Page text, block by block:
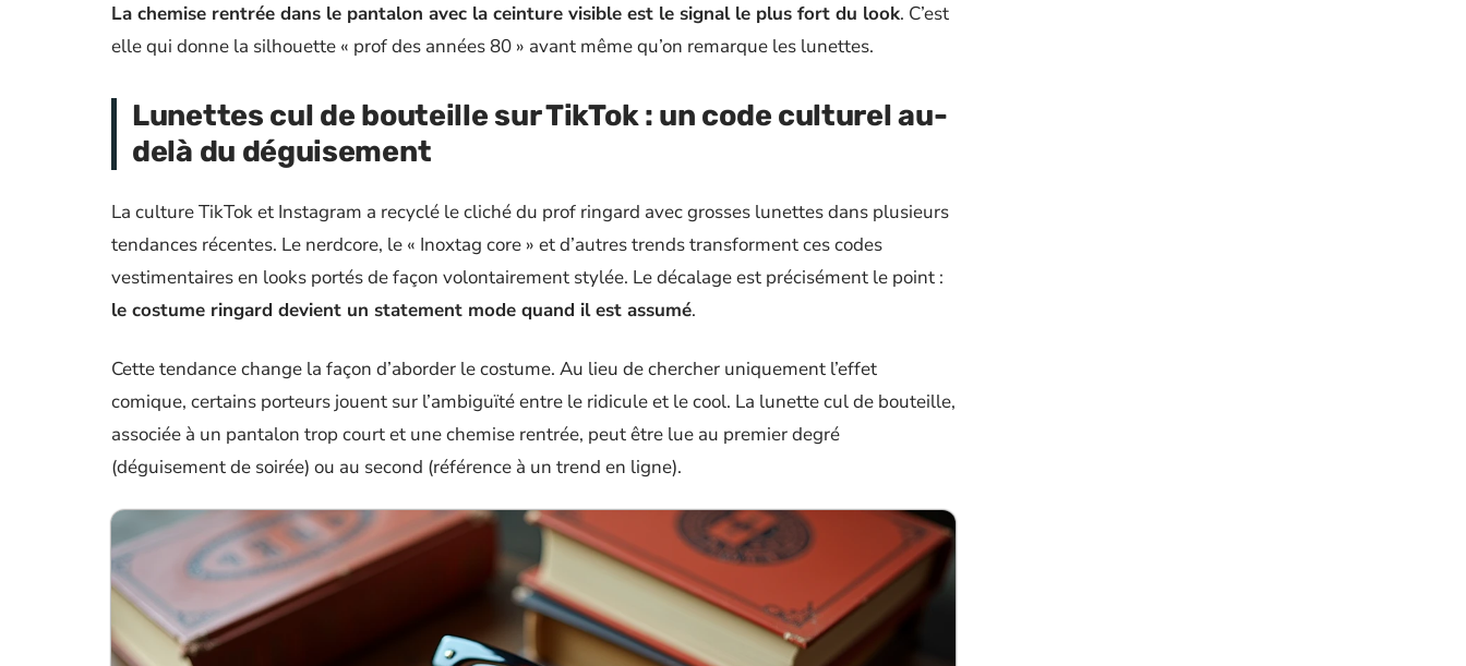
La chemise rentrée dans le pantalon avec la ceinture visible est le signal le plus fort du look. C’est
elle qui donne la silhouette « prof des années 80 » avant même qu’on remarque les lunettes.
Lunettes cul de bouteille sur TikTok : un code culturel au-
delà du déguisement
La culture TikTok et Instagram a recyclé le cliché du prof ringard avec grosses lunettes dans plusieurs
tendances récentes. Le nerdcore, le « Inoxtag core » et d’autres trends transforment ces codes
vestimentaires en looks portés de façon volontairement stylée. Le décalage est précisément le point :
le costume ringard devient un statement mode quand il est assumé.
Cette tendance change la façon d’aborder le costume. Au lieu de chercher uniquement l’effet
comique, certains porteurs jouent sur l’ambiguïté entre le ridicule et le cool. La lunette cul de bouteille,
associée à un pantalon trop court et une chemise rentrée, peut être lue au premier degré
(déguisement de soirée) ou au second (référence à un trend en ligne).